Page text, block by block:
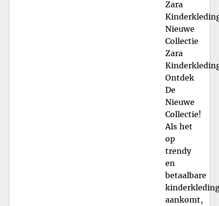
Zara
Nieuwe
Collectie
Zara
Ontdek
De
Nieuwe
Collectie!
Als het
op
trendy
en
betaalbare
aankomt,